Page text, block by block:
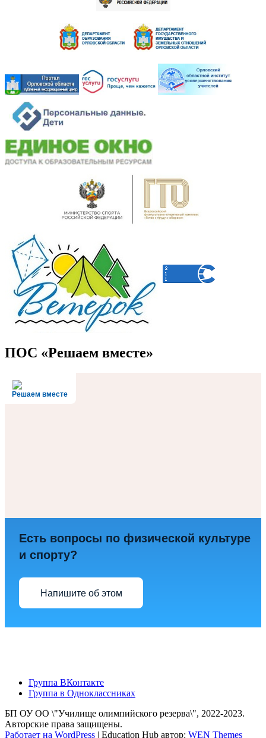
ПОС «Решаем вместе»
Решаем вместе
Есть вопросы по физической культуре
и спорту?
Напишите об этом
Группа ВКонтакте
Группа в Одноклассниках
БП ОУ ОО \"Училище олимпийского резерва\", 2022-2023.
Авторские права защищены.
Работает на WordPress | Education Hub автор: WEN Themes